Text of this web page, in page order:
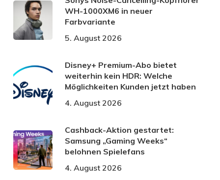
WH-1000XM6 in neuer
Farbvariante
5. August 2026
Disney+ Premium-Abo bietet
weiterhin kein HDR: Welche
Möglichkeiten Kunden jetzt haben
4. August 2026
Cashback-Aktion gestartet:
Samsung „Gaming Weeks“
belohnen Spielefans
4. August 2026